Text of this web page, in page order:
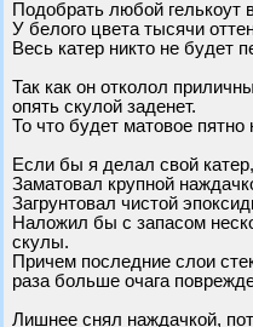
Подобрать любой гелькоут
У белого цвета тысячи
Весь катер никто не будет
Так как он отколол
опять скулой заденет.
То что будет матовое
Если бы я делал свой
Заматовал крупной
Загрунтовал чистой
Наложил бы с запасом
скулы.
Причем последние слои
раза больше очага
Лишнее снял наждачкой,